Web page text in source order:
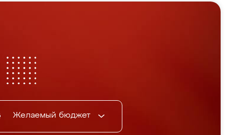
Желаемый бюджет